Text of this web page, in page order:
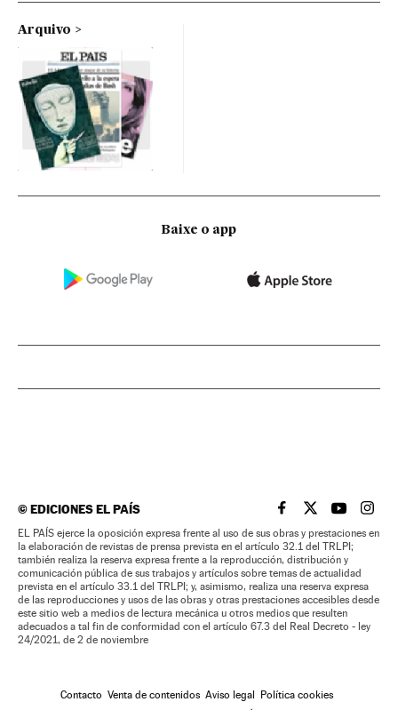
Arquivo
Baixe o app
©EDICIONES EL PAÍS EL PAÍS BRASIL EN
EL PAÍSEL PAÍS
EL
EL PAÍS ejerce la oposición expresa frente al uso de sus obras y prestaciones en
la elaboración de revistas de prensa prevista en el artículo 32.1 del TRLPI;
también realiza la reserva expresa frente a la reproducción, distribución y
comunicación pública de sus trabajos y artículos sobre temas de actualidad
prevista en el artículo 33.1 del TRLPI; y, asimismo, realiza una reserva expresa
de las reproducciones y usos de las obras y otras prestaciones accesibles desde
este sitio web a medios de lectura mecánica u otros medios que resulten
adecuados a tal fin de conformidad con el artículo 67.3 del Real Decreto - ley
24/2021, de 2 de noviembre
Contacto Venta de contenidos Aviso legal Política cookies